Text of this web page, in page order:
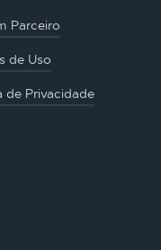
Parceiro
de Uso
de Privacidade